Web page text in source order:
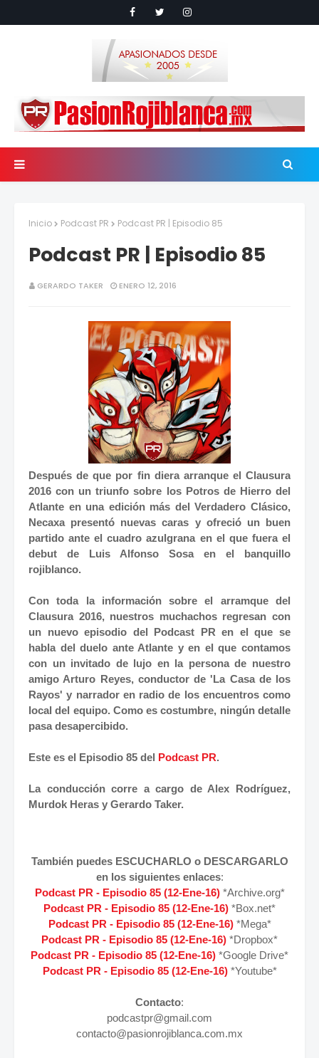
Inicio Podcast PR Podcast PR | Episodio 85
Podcast PR | Episodio 85
GERARDO TAKER ENERO 12, 2016
Después de que por fin diera arranque el Clausura
2016 con un triunfo sobre los Potros de Hierro del
Atlante en una edición más del Verdadero Clásico,
Necaxa presentó nuevas caras y ofreció un buen
partido ante el cuadro azulgrana en el que fuera el
debut de Luis Alfonso Sosa en el banquillo
rojiblanco.
Con toda la información sobre el arramque del
Clausura 2016, nuestros muchachos regresan con
un nuevo episodio del Podcast PR en el que se
habla del duelo ante Atlante y en el que contamos
con un invitado de lujo en la persona de nuestro
amigo Arturo Reyes, conductor de 'La Casa de los
Rayos' y narrador en radio de los encuentros como
local del equipo. Como es costumbre, ningún detalle
pasa desapercibido.
Este es el Episodio 85 del Podcast PR.
La conducción corre a cargo de Alex Rodríguez,
Murdok Heras y Gerardo Taker.
También puedes ESCUCHARLO o DESCARGARLO
en los siguientes enlaces:
Podcast PR - Episodio 85 (12-Ene-16)*Archive.org*
Podcast PR - Episodio 85 (12-Ene-16) *Box.net*
Podcast PR - Episodio 85 (12-Ene-16)*Mega*
Podcast PR - Episodio 85 (12-Ene-16) *Dropbox*
Podcast PR - Episodio 85 (12-Ene-16) *Google Drive*
Podcast PR - Episodio 85 (12-Ene-16)*Youtube*
Contacto:
podcastpr@gmail.com
contacto@pasionrojiblanca.com.mx